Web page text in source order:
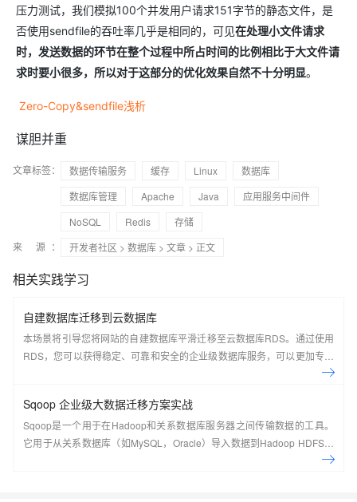
压力测试，我们模拟100个并发用户请求151字节的静态文件，是
否使用sendfile的吞吐率几乎是相同的，可见在处理小文件请求
时，发送数据的环节在整个过程中所占时间的比例相比于大文件请
求时要小很多，所以对于这部分的优化效果自然不十分明显。
Zero-Copy&sendfile浅析
谋胆并重
文章标签： 数据传输服务 缓存 Linux
数据库
数据库管理
Apache Java
应用服务中间件
NoSQL
Redis
存储
来 源：
开发者社区 > 数据库 > 文章 > 正文
相关实践学习
自建数据库迁移到云数据库
本场景将引导您将网站的自建数据库平滑迁移至云数据库RDS。通过使用
RDS，您可以获得稳定、可靠和安全的企业级数据库服务，可以更加专注
Sqoop 企业级大数据迁移方案实战
Sqoop是一个用于在Hadoop和关系数据库服务器之间传输数据的工具。
它用于从关系数据库（如MySQL，Oracle）导入数据到Hadoop HDFS，
并从Hadoop文件系统导出到关系数据库。 本课程主要讲解了Sqoop的设